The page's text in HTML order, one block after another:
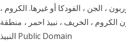
، الجن ، الفودكا أو غيرها. الكروم ،
الكروم ، الخريف ، نبيذ احمر ، منطقة
النبيذ Public Domain